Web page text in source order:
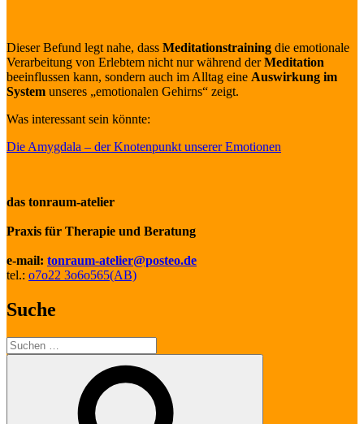
Dieser Befund legt nahe, dass Meditationstraining die emotionale
Verarbeitung von Erlebtem nicht nur während derMeditation
beeinflussen kann, sondern auch im Alltag eine Auswirkung im
System unseres „emotionalen Gehirns“ zeigt.
Was interessant sein könnte:
Die Amygdala – der Knotenpunkt unserer Emotionen
das tonraum-atelier
Praxis für Therapie und Beratung
e-mail: tonraum-atelier@posteo.de
tel.: o7o22 3o6o565(AB)
Suche
Suche
nach: